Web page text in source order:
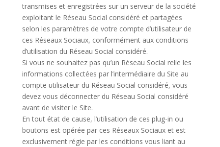
transmises et enregistrées sur un serveur de la société
exploitant le Réseau Social considéré et partagées
selon les paramètres de votre compte d’utilisateur de
ces Réseaux Sociaux, conformément aux conditions
d’utilisation du Réseau Social considéré.
Si vous ne souhaitez pas qu’un Réseau Social relie les
informations collectées par l’intermédiaire du Site au
compte utilisateur du Réseau Social considéré, vous
devez vous déconnecter du Réseau Social considéré
avant de visiter le Site.
En tout état de cause, l’utilisation de ces plug-in ou
boutons est opérée par ces Réseaux Sociaux et est
exclusivement régie par les conditions vous liant au